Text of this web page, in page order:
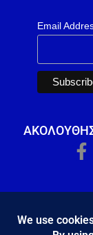
Email